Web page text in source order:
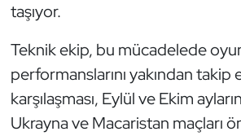
taşıyor.
Teknik ekip, bu mücadelede
performanslarını yakından takip
karşılaşması, Eylül ve Ekim
Ukrayna ve Macaristan maçları
Kayak
Kempo